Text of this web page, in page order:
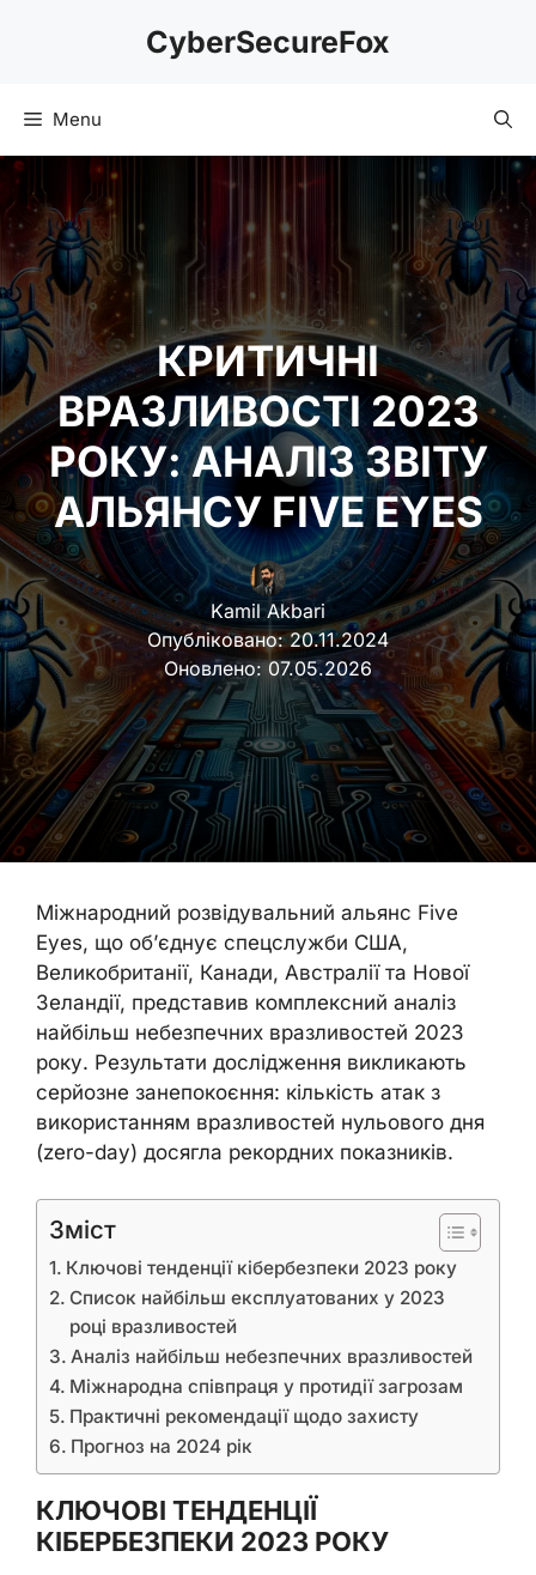
CyberSecureFox
Menu
КРИТИЧНІ
ВРАЗЛИВОСТІ 2023
РОКУ: АНАЛІЗ ЗВІТУ
АЛЬЯНСУ FIVE EYES
Kamil Akbari
Опубліковано:20.11.2024
Оновлено: 07.05.2026
Міжнародний розвідувальний альянс Five
Eyes, що об’єднує спецслужби США,
Великобританії, Канади, Австралії та Нової
Зеландії, представив комплексний аналіз
найбільш небезпечних вразливостей 2023
року. Результати дослідження викликають
серйозне занепокоєння: кількість атак з
використанням вразливостей нульового дня
(zero-day) досягла рекордних показників.
Зміст
Ключові тенденції кібербезпеки 2023 року
Список найбільш експлуатованих у 2023
році вразливостей
Аналіз найбільш небезпечних вразливостей
Міжнародна співпраця у протидії загрозам
Практичні рекомендації щодо захисту
Прогноз на 2024 рік
КЛЮЧОВІ ТЕНДЕНЦІЇ
КІБЕРБЕЗПЕКИ 2023 РОКУ